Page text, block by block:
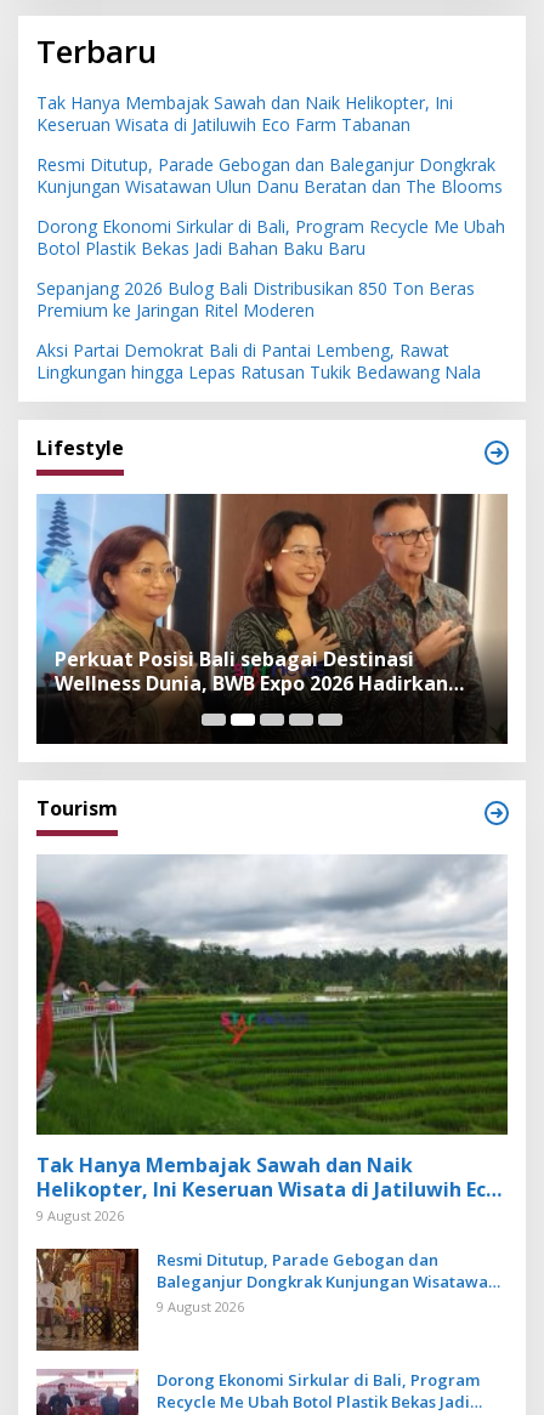
Terbaru
Tak Hanya Membajak Sawah dan Naik Helikopter, Ini
Keseruan Wisata di Jatiluwih Eco Farm Tabanan
Resmi Ditutup, Parade Gebogan dan Baleganjur Dongkrak
Kunjungan Wisatawan Ulun Danu Beratan dan The Blooms
Dorong Ekonomi Sirkular di Bali, Program Recycle Me Ubah
Botol Plastik Bekas Jadi Bahan Baku Baru
Sepanjang 2026 Bulog Bali Distribusikan 850 Ton Beras
Premium ke Jaringan Ritel Moderen
Aksi Partai Demokrat Bali di Pantai Lembeng, Rawat
Lingkungan hingga Lepas Ratusan Tukik Bedawang Nala
Lifestyle
Perkuat Posisi Bali sebagai Destinasi
Wellness Dunia, BWB Expo 2026 Hadirkan
Exhibitor Nasional dan Global
Tourism
Tak Hanya Membajak Sawah dan Naik
Helikopter, Ini Keseruan Wisata di Jatiluwih Eco
Farm Tabanan
9 August 2026
Resmi Ditutup, Parade Gebogan dan
Baleganjur Dongkrak Kunjungan Wisatawan
Ulun Danu Beratan dan The Blooms
9 August 2026
Dorong Ekonomi Sirkular di Bali, Program
Recycle Me Ubah Botol Plastik Bekas Jadi